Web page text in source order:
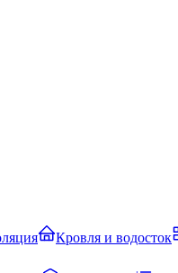
Кровля и водосток